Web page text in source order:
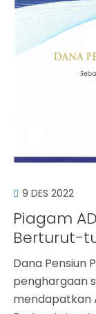
9 DES 2022
Piagam
Berturut-
Dana Pensiun
penghargaan
mendapatkan